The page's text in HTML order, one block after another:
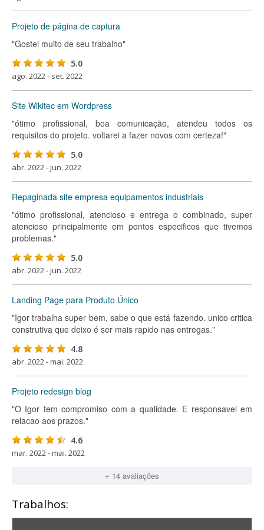
Projeto de página de captura
"Gostei muito de seu trabalho"
5.0
ago. 2022 - set. 2022
Site Wikitec em Wordpress
"ótimo profissional, boa comunicação, atendeu todos os
requisitos do projeto. voltarei a fazer novos com certeza!"
5.0
abr. 2022 - jun. 2022
Repaginada site empresa equipamentos industriais
"ótimo profissional, atencioso e entrega o combinado, super
atencioso principalmente em pontos especificos que tivemos
problemas."
5.0
abr. 2022 - jun. 2022
Landing Page para Produto Único
"Igor trabalha super bem, sabe o que está fazendo. unico critica
construtiva que deixo é ser mais rapido nas entregas."
4.8
abr. 2022 - mai. 2022
Projeto redesign blog
"O Igor tem compromiso com a qualidade. E responsavel em
relacao aos prazos."
4.6
mar. 2022 - mai. 2022
+ 14 avaliações
Trabalhos: